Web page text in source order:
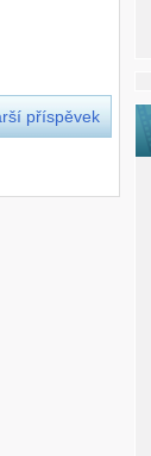
příspěvek